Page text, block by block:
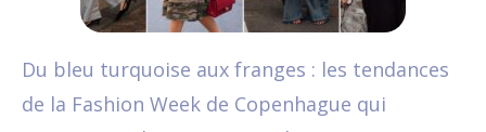
Du bleu turquoise aux franges : les tendances
de la Fashion Week de Copenhague qui